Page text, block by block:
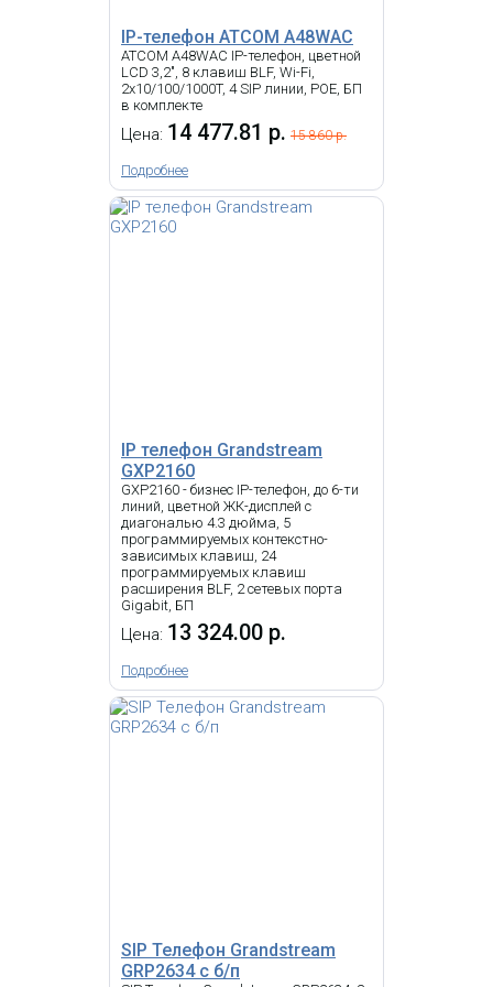
-
КУПИТЬ
NEW -
Snom D150RU - IP телефон, 2
линии, 2 порта Ethernet,
Поддержка PoE, HD звук, RJ9, PoE,
USB
D713 это устройство начального
уровня с уникальным дизайном
для профессионального мира
VoIP-телефонии. Доступный в
вписывается в любую рабочую
среду, сочетая в себе новейшие
технологии и лучшее качество
передачи голоса по
непревзойденной цене. Цветной
IP-телефон ATCOM A48WAC
ATCOM A48WAC IP-телефон, цветной
LCD 3,2", 8 клавиш BLF, Wi-Fi,
2x10/100/1000T, 4 SIP линии, POE, БП
в комплекте
Цена: 14 477.81 р. 15 860 р.
Подробнее
IP телефон Grandstream
GXP2160
GXP2160 - бизнес IP-телефон, до 6-ти
линий, цветной ЖК-дисплей с
диагональю 4.3 дюйма, 5
программируемых контекстно-
зависимых клавиш, 24
программируемых клавиш
расширения BLF, 2 сетевых порта
Gigabit, БП
Цена: 13 324.00 р.
Подробнее
SIP Телефон Grandstream
GRP2634 с б/п